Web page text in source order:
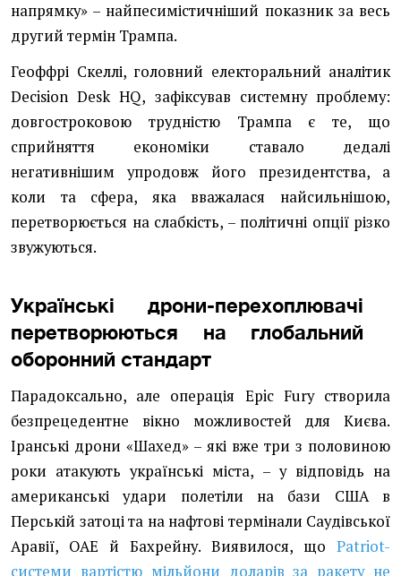
напрямку» – найпесимістичніший показник за весь
другий термін Трампа.
Геоффрі Скеллі, головний електоральний аналітик
Decision Desk HQ, зафіксував системну проблему:
довгостроковою трудністю Трампа є те, що
сприйняття економіки ставало дедалі
негативнішим упродовж його президентства, а
коли та сфера, яка вважалася найсильнішою,
перетворюється на слабкість, – політичні опції різко
звужуються.
Українські дрони-перехоплювачі
перетворюються на глобальний
оборонний стандарт
Парадоксально, але операція Epic Fury створила
безпрецедентне вікно можливостей для Києва.
Іранські дрони «Шахед» – які вже три з половиною
роки атакують українські міста, – у відповідь на
американські удари полетіли на бази США в
Перській затоці та на нафтові термінали Саудівської
Аравії, ОАЕ й Бахрейну. Виявилося, що Patriot-
системи вартістю мільйони доларів за ракету не